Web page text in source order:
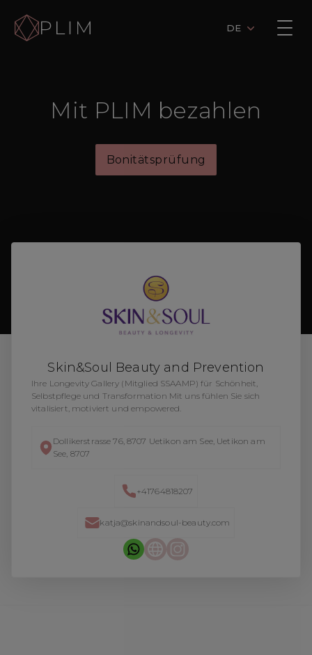
DE
Mit PLIM bezahlen
Bonitätsprüfung
Skin&Soul Beauty and Prevention
Ihre Longevity Gallery (Mitglied SSAAMP) für Schönheit,
Selbstpflege und Transformation Mit uns fühlen Sie sich
vitalisiert, motiviert und empowered.
Dollikerstrasse 76, 8707 Uetikon am See, Uetikon am
See, 8707
+41764818207
katja@skinandsoul-beauty.com